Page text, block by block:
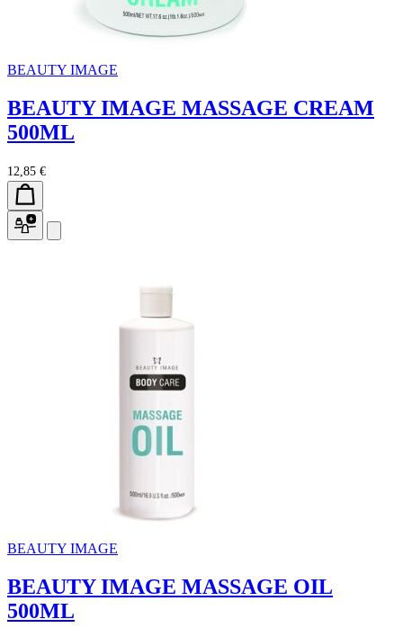
BEAUTY IMAGE
BEAUTY IMAGE MASSAGE CREAM
500ML
12,85 €
BEAUTY IMAGE
BEAUTY IMAGE MASSAGE OIL
500ML